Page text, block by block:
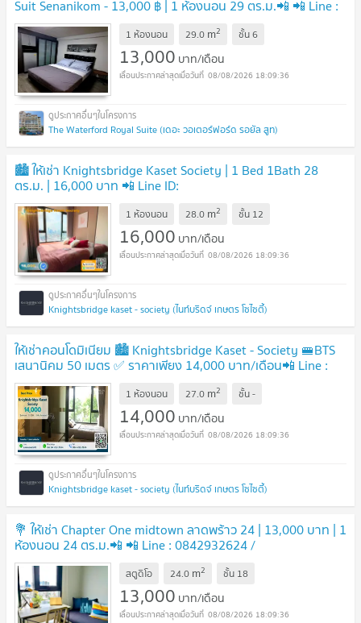
Suit Senanikom - 13,000 ฿ | 1 ห้องนอน 29 ตร.ม.📲 📲 Line :
0842932624 / Junesone520🎉
1 ห้องนอน 29.0 m2 ชั้น6
13,000 บาท/เดือน
08/08/2026 18:09:36
The Waterford Royal Suite (เดอะ วอเตอร์ฟอร์ด รอยัล สูท)
🏙 ให้เช่า Knightsbridge Kaset Society | 1 Bed 1Bath 28
ตร.ม. | 16,000 บาท 📲 Line ID:
0842932624/Junesone520
1 ห้องนอน 28.0 m2 ชั้น 12
16,000 บาท/เดือน
08/08/2026 18:09:36
Knightsbridge kaset - society (ไนท์บริดจ์ เกษตร โซไซตี้)
ให้เช่าคอนโดมิเนียม 🏙️ Knightsbridge Kaset - Society 🚝BTS
เสนานิคม 50 เมตร ✅ ราคาเพียง 14,000 บาท/เดือน📲 Line :
0842932624 / Junesone520
1 ห้องนอน 27.0 m2 ชั้น-
14,000 บาท/เดือน
08/08/2026 18:09:36
Knightsbridge kaset - society (ไนท์บริดจ์ เกษตร โซไซตี้)
💐 ให้เช่า Chapter One midtown ลาดพร้าว 24 | 13,000 บาท | 1
ห้องนอน 24 ตร.ม.📲 📲 Line : 0842932624 /
Junesone520
สตูดิโอ 24.0 m2 ชั้น 18
13,000 บาท/เดือน
08/08/2026 18:09:36